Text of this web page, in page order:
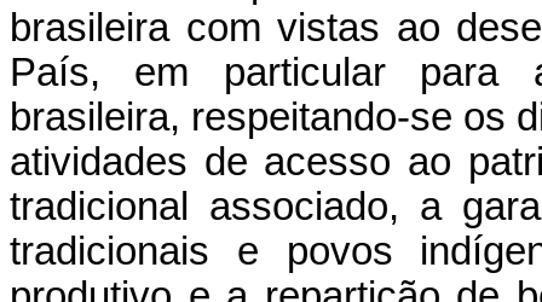
brasileira com vistas ao
País, em particular para
brasileira, respeitando-se os
atividades de acesso ao
tradicional associado, a
tradicionais e povos